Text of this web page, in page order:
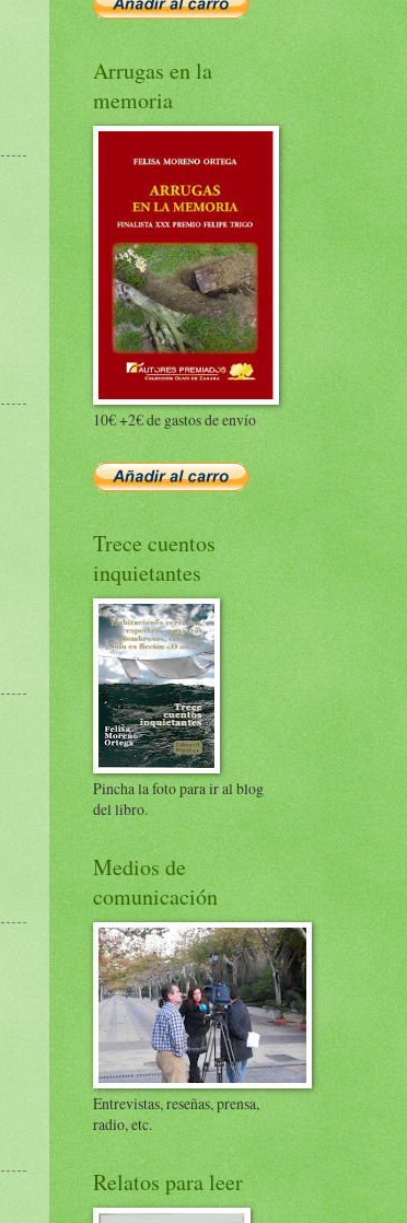
Arrugas en la
memoria
10€ +2€ de gastos de envío
Trece cuentos
inquietantes
Pincha la foto para ir al blog
del libro.
Medios de
comunicación
Entrevistas, reseñas, prensa,
radio, etc.
Relatos para leer